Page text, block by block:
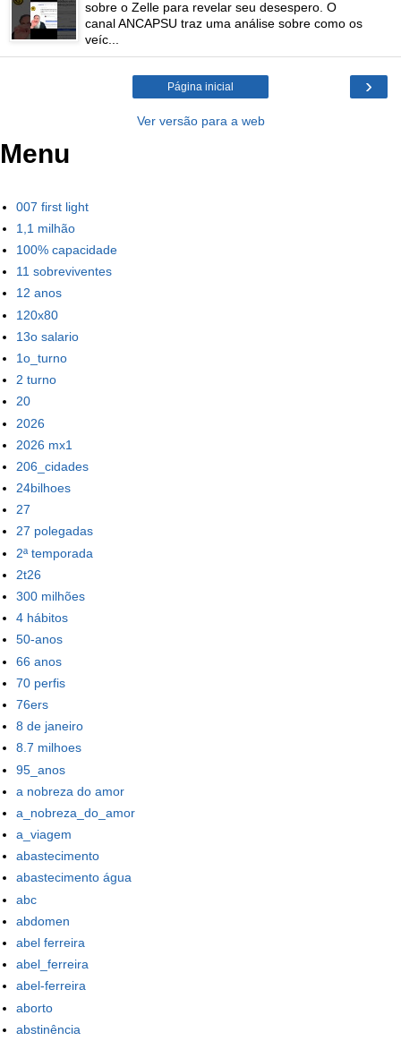
sobre o Zelle para revelar seu desespero. O
canal ANCAPSU traz uma análise sobre como os
veíc...
›
Página inicial
Ver versão para a web
Menu
007 first light
1,1 milhão
100% capacidade
11 sobreviventes
12 anos
120x80
13o salario
1o_turno
2 turno
20
2026
2026 mx1
206_cidades
24bilhoes
27
27 polegadas
2ª temporada
2t26
300 milhões
4 hábitos
50-anos
66 anos
70 perfis
76ers
8 de janeiro
8.7 milhoes
95_anos
a nobreza do amor
a_nobreza_do_amor
a_viagem
abastecimento
abastecimento água
abc
abdomen
abel ferreira
abel_ferreira
abel-ferreira
aborto
abstinência